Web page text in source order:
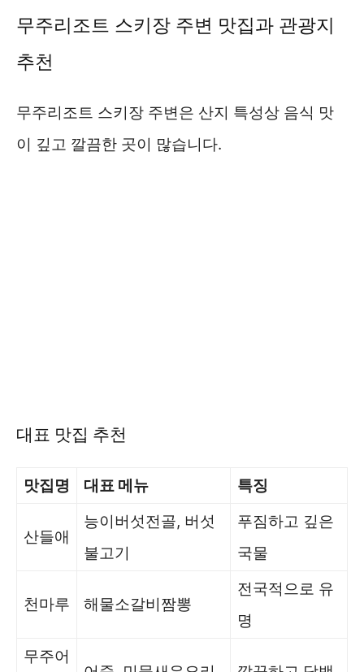
무주리조트 스키장 주변 맛집과 관광지
추천
무주리조트 스키장 주변은 산지 특성상 음식 맛
이 깊고 깔끔한 곳이 많습니다.
대표 맛집 추천
맛집명 대표 메뉴 특징
산들애
능이버섯전골, 버섯
불고기
푸짐하고 깊은
국물
천마루 해물소갈비짬뽕
전국적으로 유
명
무주어